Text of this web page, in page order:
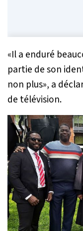
«Il a enduré
partie de son
non plus», a
de télévision.